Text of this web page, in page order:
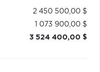
2 450 500,00 $
1 073 900,00 $
3 524 400,00 $